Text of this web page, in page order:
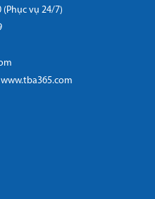
(Phục vụ 24/7)
www.tba365.com